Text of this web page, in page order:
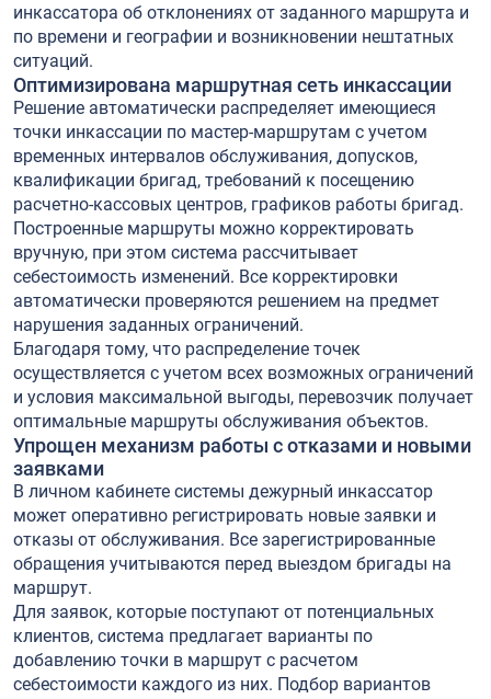
инкассатора об отклонениях от заданного маршрута и
по времени и географии и возникновении нештатных
ситуаций.
Оптимизирована маршрутная сеть инкассации
Решение автоматически распределяет имеющиеся
точки инкассации по мастер-маршрутам с учетом
временных интервалов обслуживания, допусков,
квалификации бригад, требований к посещению
расчетно-кассовых центров, графиков работы бригад.
Построенные маршруты можно корректировать
вручную, при этом система рассчитывает
себестоимость изменений. Все корректировки
автоматически проверяются решением на предмет
нарушения заданных ограничений.
Благодаря тому, что распределение точек
осуществляется с учетом всех возможных ограничений
и условия максимальной выгоды, перевозчик получает
оптимальные маршруты обслуживания объектов.
Упрощен механизм работы с отказами и новыми
заявками
В личном кабинете системы дежурный инкассатор
может оперативно регистрировать новые заявки и
отказы от обслуживания. Все зарегистрированные
обращения учитываются перед выездом бригады на
маршрут.
Для заявок, которые поступают от потенциальных
клиентов, система предлагает варианты по
добавлению точки в маршрут с расчетом
себестоимости каждого из них. Подбор вариантов